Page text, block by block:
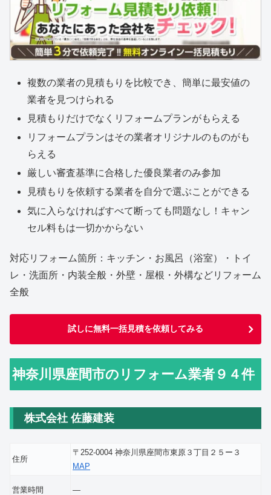
複数の業者の見積もりを比較でき、簡単に最安値の
業者を見つけられる
見積もりだけでなくリフォームプランがもらえる
リフォームプランはその業者オリジナルのものがも
らえる
厳しい審査基準に合格した優良業者のみ参加
見積もりを依頼する業者を自分で選ぶことができる
気に入らなければすべて断っても問題なし！キャン
セル料もは一切かからない
対応リフォーム箇所：キッチン・お風呂（浴室）・トイ
レ・洗面所・内装全般・外壁・屋根・外構などリフォーム
全般
試しに無料一括見積を依頼してみる
神奈川県座間市のリフォーム業者９４件
株式会社 佐藤建装
住所
〒252-0004 神奈川県座間市東原３丁目２５ー３
MAP
営業時間 ―